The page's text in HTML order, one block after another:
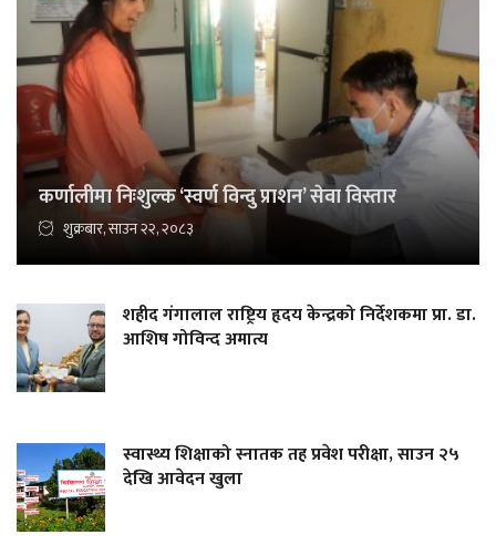
कर्णालीमा निःशुल्क ‘स्वर्ण विन्दु प्राशन’ सेवा विस्तार
शुक्रबार, साउन २२, २०८३
शहीद गंगालाल राष्ट्रिय हृदय केन्द्रको निर्देशकमा प्रा. डा.
आशिष गोविन्द अमात्य
स्वास्थ्य शिक्षाको स्नातक तह प्रवेश परीक्षा, साउन २५
देखि आवेदन खुला